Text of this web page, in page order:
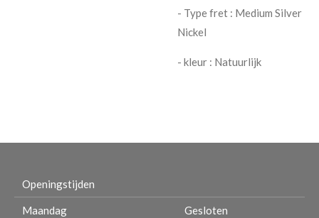
- Type fret : Medium Silver
Nickel
- kleur : Natuurlijk
Openingstijden
Maandag Gesloten